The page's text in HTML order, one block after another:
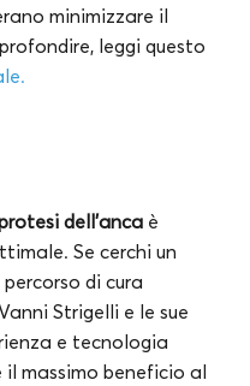
minimizzare il
leggi questo
dell’anca è
Se cerchi un
di cura
Strigelli e le sue
e tecnologia
massimo beneficio al